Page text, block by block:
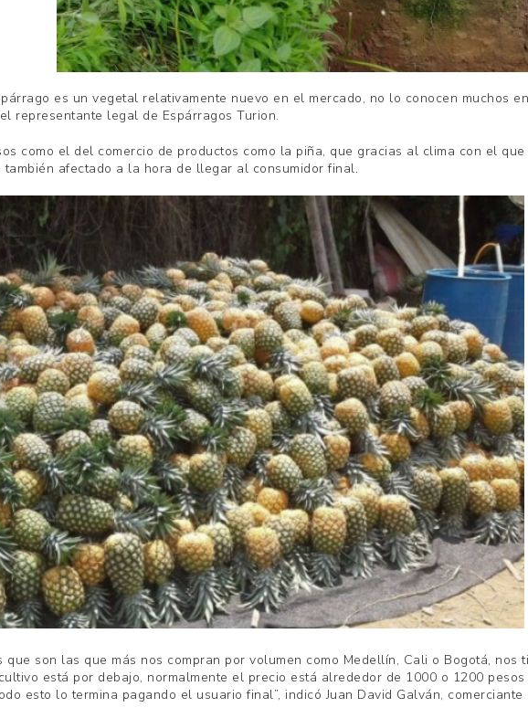
es un vegetal relativamente nuevo en el mercado, no lo conocen muchos
representante legal de Espárragos Turion.
como el del comercio de productos como la piña, que gracias al clima con el
afectado a la hora de llegar al consumidor final.
que son las que más nos compran por volumen como Medellín, Cali o Bogotá,
está por debajo, normalmente el precio está alrededor de 1000 o 1200
esto lo termina pagando el usuario final”, indicó Juan David Galván,